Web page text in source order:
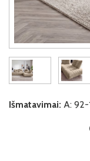
Išmatavimai: A: 92-